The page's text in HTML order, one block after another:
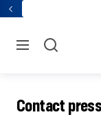
Accédez
Retour
navigation
Contact